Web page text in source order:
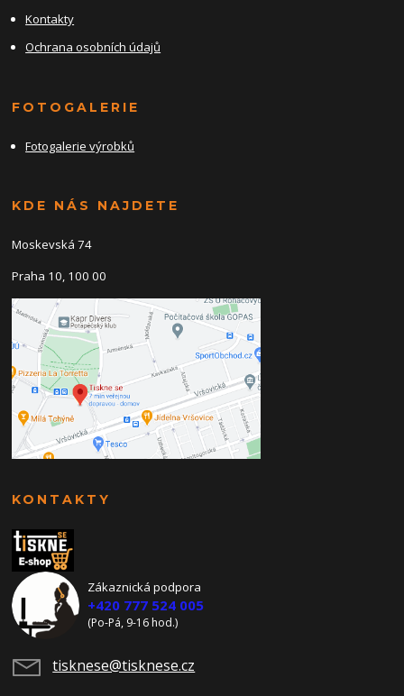
Kontakty
Ochrana osobních údajů
FOTOGALERIE
Fotogalerie výrobků
KDE NÁS NAJDETE
Moskevská 74
Praha 10, 100 00
KONTAKTY
Zákaznická podpora
+420 777 524 005
(Po-Pá, 9-16 hod.)
tisknese@tisknese.cz